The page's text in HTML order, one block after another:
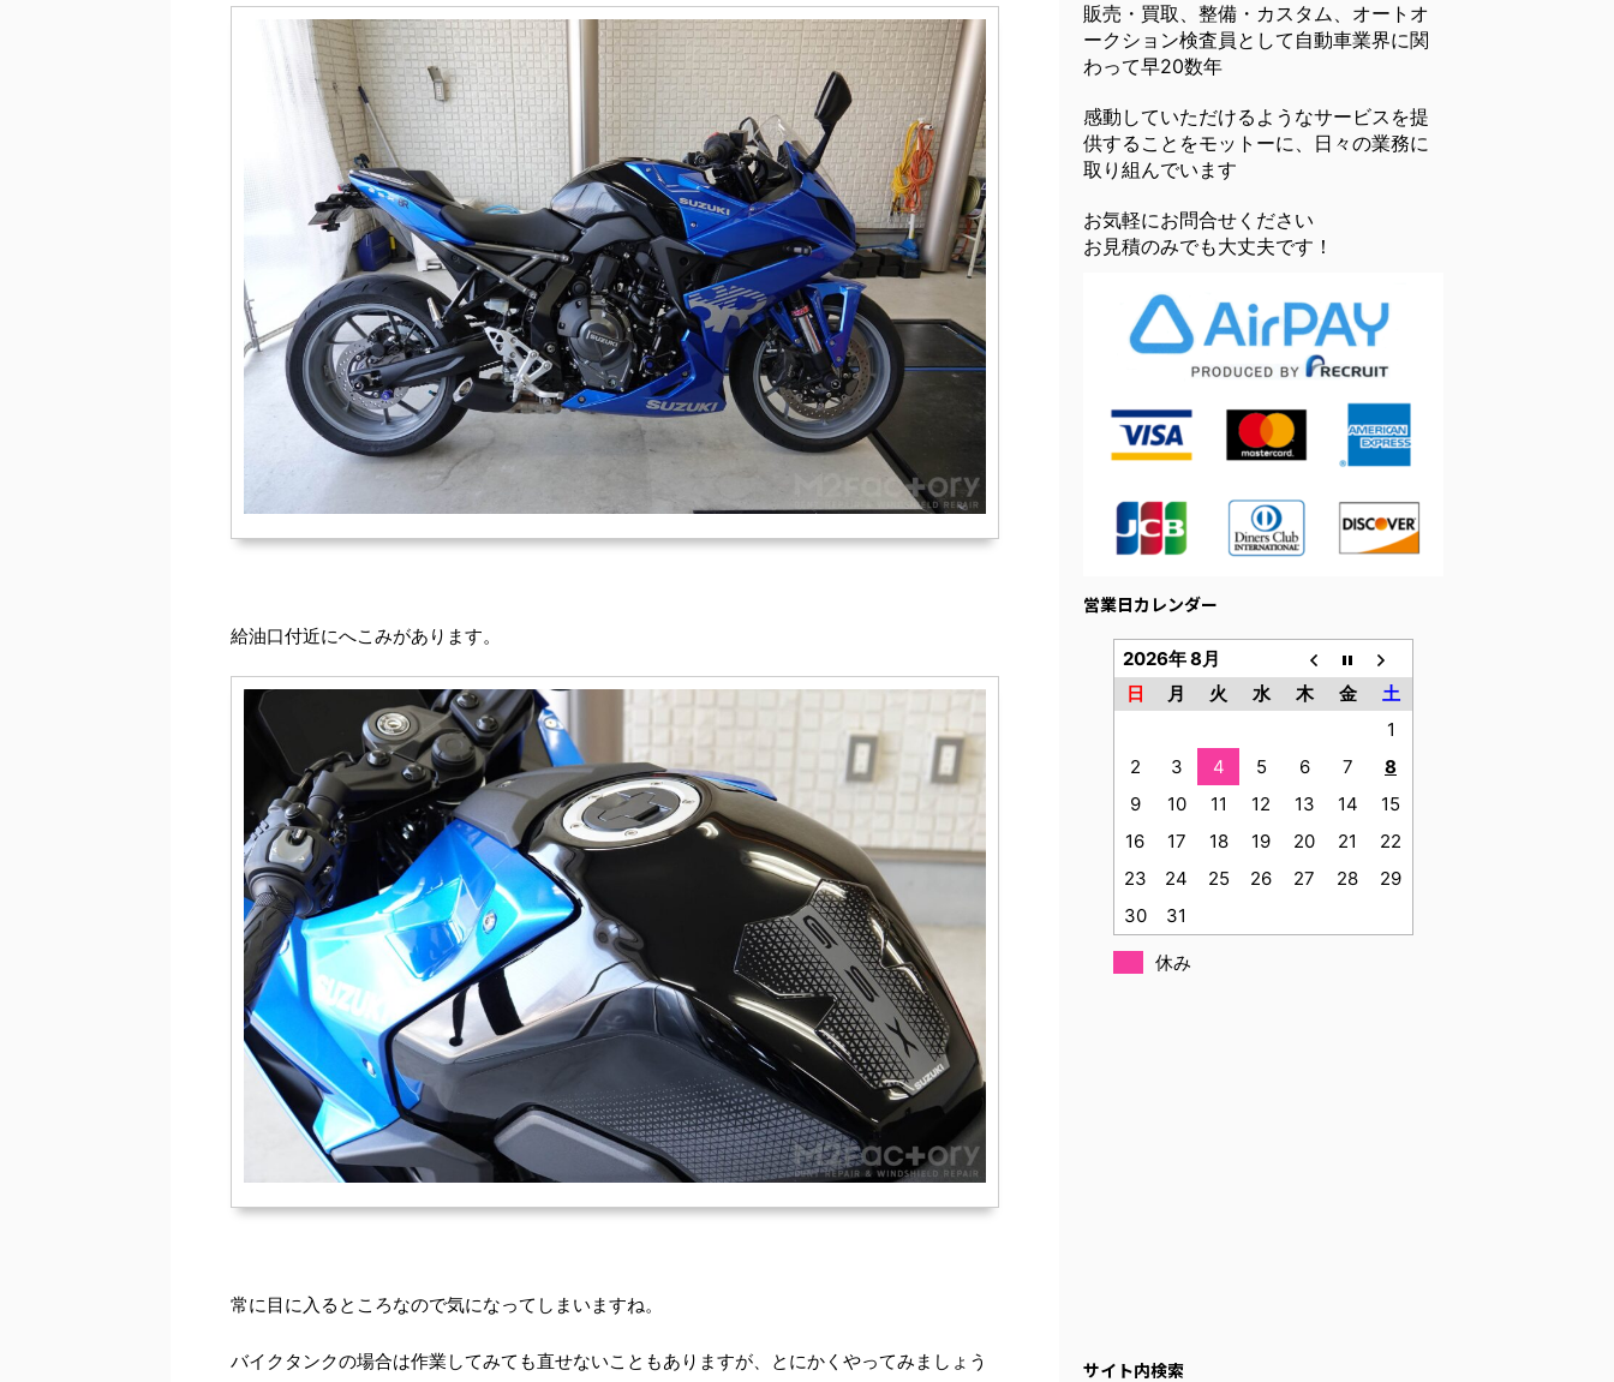
給油口付近にへこみがあります。
常に目に入るところなので気になってしまいますね。
バイクタンクの場合は作業してみても直せないこともありますが、とにかくやってみましょう
販売・買取、整備・カスタム、オートオ
ークション検査員として自動車業界に関
わって早20数年
感動していただけるようなサービスを提
供することをモットーに、日々の業務に
取り組んでいます
お気軽にお問合せください
お見積のみでも大丈夫です！
営業日カレンダー
2026年 8月
日
月 火 水 木 金
土
1
2
3 4 5 6 7
8
9
10 11 12 13 14
15
16
17 18 19 20 21
22
23
24 25 26 27 28
29
30
31
休み
サイト内検索